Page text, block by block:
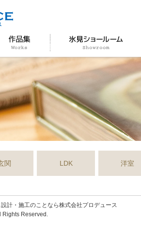
関 LDK 洋室
計・施工のことなら株式会社プロデュース
Rights Reserved.